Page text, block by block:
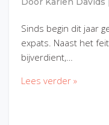
Sinds begin dit jaar
expats. Naast het
bijverdient,…
Lees verder »